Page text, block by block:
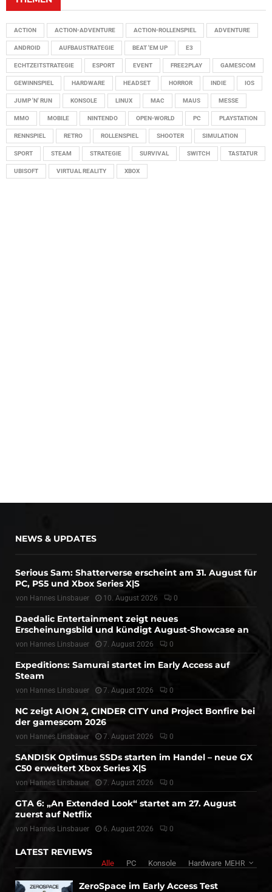
ACTION ACTION-ADVENTURE ACTION-ROLLENSPIEL ADVENTURE
ANDROID AUFBAUSTRATEGIE BEAT 'EM UP E3
ECHTZEITSTRATEGIE ESPORT EVENT FREE2PLAY GAMESCOM
GEWINNSPIEL HARDWARE HEADSET HORROR INDIE IOS
JUMP 'N' RUN KONSOLE LINUX MAC MAUS MESSE
MMO MOBILE NINTENDO OPEN-WORLD PC PLAYSTATION
RENNSPIEL RETRO ROLLENSPIEL SHOOTER SIMULATION
SPORT STEAM STRATEGIE SURVIVAL SWITCH TASTATUR
UBISOFT VIRTUAL REALITY XBOX
NEWS & UPDATES
Serious Sam: Shatterverse erscheint am 31. August für
PC, PS5 und Xbox Series X|S
von Hannes Linsbauer 10. August 2026 0
Daedalic Entertainment zeigt neues
Erscheinungsbild und kündigt August-Showcase an
von Hannes Linsbauer 7. August 2026 0
Expeditions: Samurai startet im Early Access auf
Steam
von Hannes Linsbauer 7. August 2026 0
NC zeigt AION 2, CINDER CITY und Project Bonfire bei
der gamescom 2026
von Hannes Linsbauer 7. August 2026 0
SANDISK Optimus SSDs starten im Handel – neue GX
C50 erweitert Xbox Series X|S
von Hannes Linsbauer 7. August 2026 0
GTA 6: „An Extended Look“ startet am 27. August
zuerst auf Netflix
von Hannes Linsbauer 6. August 2026 0
LATEST REVIEWS
Alle PC Konsole Hardware MEHR
ZeroSpace im Early Access Test